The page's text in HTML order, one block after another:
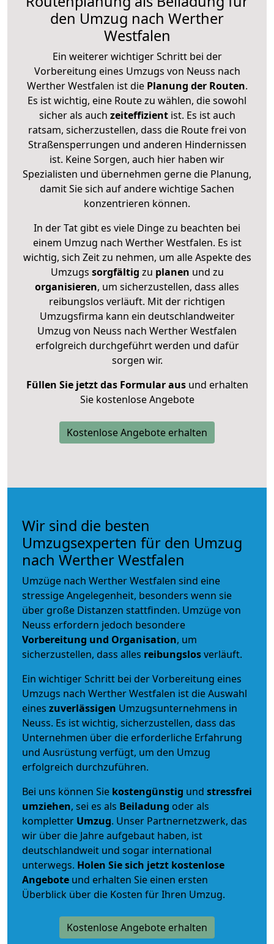
den Umzug nach Werther
Westfalen
Ein weiterer wichtiger Schritt bei der
Vorbereitung eines Umzugs von Neuss nach
Werther Westfalen ist diePlanung der Routen.
Es ist wichtig, eine Route zu wählen, die sowohl
sicher als auch zeiteffizientist. Es ist auch
ratsam, sicherzustellen, dass die Route frei von
Straßensperrungen und anderen Hindernissen
ist. Keine Sorgen, auch hier haben wir
Spezialisten und übernehmen gerne die Planung,
damit Sie sich auf andere wichtige Sachen
konzentrieren können.
In der Tat gibt es viele Dinge zu beachten bei
einem Umzug nach Werther Westfalen. Es ist
wichtig, sich Zeit zu nehmen, um alle Aspekte des
Umzugs sorgfältig zu planen und zu
organisieren, um sicherzustellen, dass alles
reibungslos verläuft. Mit der richtigen
Umzugsfirma kann ein deutschlandweiter
Umzug von Neuss nach Werther Westfalen
erfolgreich durchgeführt werden und dafür
sorgen wir.
Füllen Sie jetzt das Formular ausund erhalten
Sie kostenlose Angebote
Kostenlose Angebote erhalten
Wir sind die besten
Umzugsexperten für den Umzug
nach Werther Westfalen
Umzüge nach Werther Westfalen sind eine
stressige Angelegenheit, besonders wenn sie
über große Distanzen stattfinden. Umzüge von
Neuss erfordern jedoch besondere
Vorbereitung und Organisation, um
sicherzustellen, dass alles reibungslosverläuft.
Ein wichtiger Schritt bei der Vorbereitung eines
Umzugs nach Werther Westfalen ist die Auswahl
eines zuverlässigen Umzugsunternehmens in
Neuss. Es ist wichtig, sicherzustellen, dass das
Unternehmen über die erforderliche Erfahrung
und Ausrüstung verfügt, um den Umzug
erfolgreich durchzuführen.
Bei uns können Sie kostengünstig und stressfrei
umziehen, sei es als Beiladung oder als
kompletter Umzug. Unser Partnernetzwerk, das
wir über die Jahre aufgebaut haben, ist
deutschlandweit und sogar international
unterwegs. Holen Sie sich jetzt kostenlose
Angebote und erhalten Sie einen ersten
Überblick über die Kosten für Ihren Umzug.
Kostenlose Angebote erhalten